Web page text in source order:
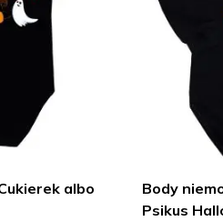
albo
Body
Psikus